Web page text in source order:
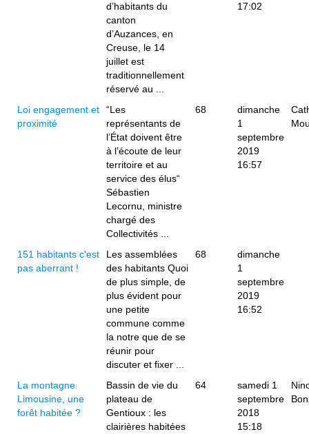
d’habitants du
canton
d’Auzances, en
Creuse, le 14
juillet est
traditionnellement
réservé au ...
17:02
Loi engagement et
proximité
“Les
représentants de
l’État doivent être
à l’écoute de leur
territoire et au
service des élus“
Sébastien
Lecornu, ministre
chargé des
Collectivités ...
68
dimanche
1
septembre
2019
16:57
151 habitants c'est
pas aberrant !
Les assemblées
des habitants Quoi
de plus simple, de
plus évident pour
une petite
commune comme
la notre que de se
réunir pour
discuter et fixer ...
68
dimanche
1
septembre
2019
16:52
La montagne
Limousine, une
forêt habitée ?
Bassin de vie du
plateau de
Gentioux : les
clairières habitées
64
samedi 1
septembre
2018
15:18